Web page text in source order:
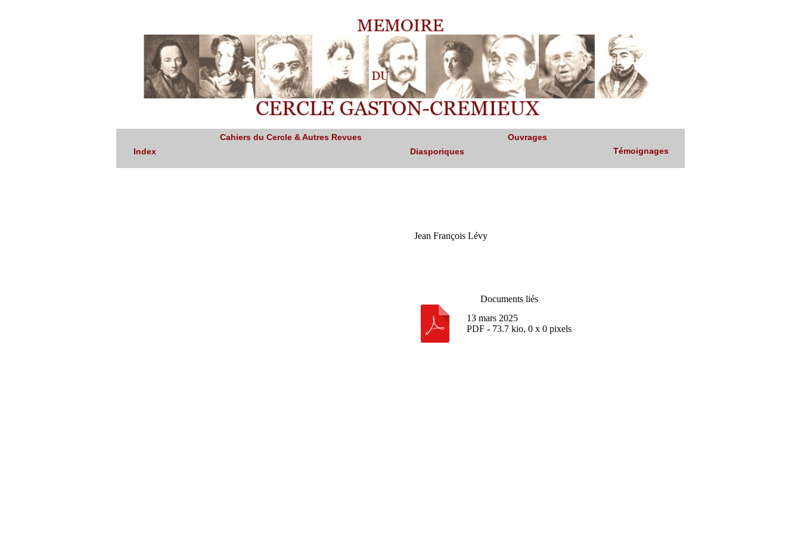
Cahiers du Cercle & Autres Revues
Ouvrages
Index
Diasporiques Témoignages
Jean François Lévy
Documents liés
13 mars 2025
PDF - 73.7 kio, 0 x 0 pixels